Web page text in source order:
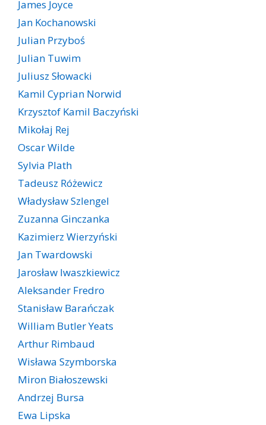
James Joyce
Jan Kochanowski
Julian Przyboś
Julian Tuwim
Juliusz Słowacki
Kamil Cyprian Norwid
Krzysztof Kamil Baczyński
Mikołaj Rej
Oscar Wilde
Sylvia Plath
Tadeusz Różewicz
Władysław Szlengel
Zuzanna Ginczanka
Kazimierz Wierzyński
Jan Twardowski
Jarosław Iwaszkiewicz
Aleksander Fredro
Stanisław Barańczak
William Butler Yeats
Arthur Rimbaud
Wisława Szymborska
Miron Białoszewski
Andrzej Bursa
Ewa Lipska